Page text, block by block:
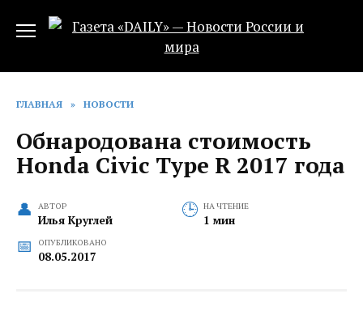
ГЛАВНАЯ » НОВОСТИ
Обнародована стоимость
Honda Civic Type R 2017 года
АВТОР
Илья Круглей
НА ЧТЕНИЕ
1 мин
ОПУБЛИКОВАНО
08.05.2017